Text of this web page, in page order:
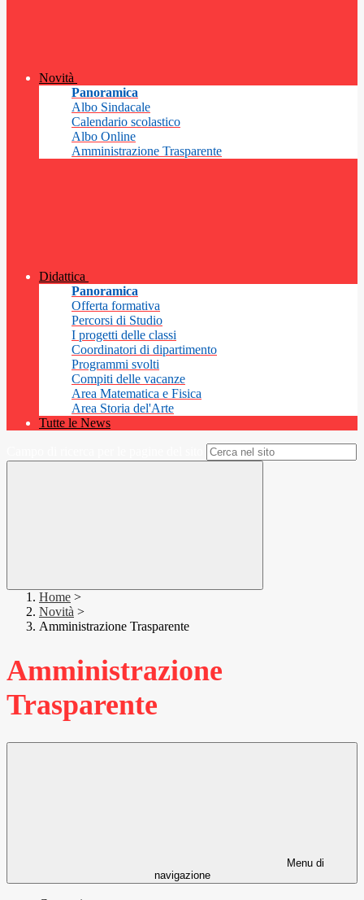
Novità
Panoramica
Albo Sindacale
Calendario scolastico
Albo Online
Amministrazione Trasparente
Didattica
Panoramica
Offerta formativa
Percorsi di Studio
I progetti delle classi
Coordinatori di dipartimento
Programmi svolti
Compiti delle vacanze
Area Matematica e Fisica
Area Storia del'Arte
Tutte le News
Home >
Novità >
Amministrazione Trasparente
Amministrazione
Trasparente
Menu di
navigazione